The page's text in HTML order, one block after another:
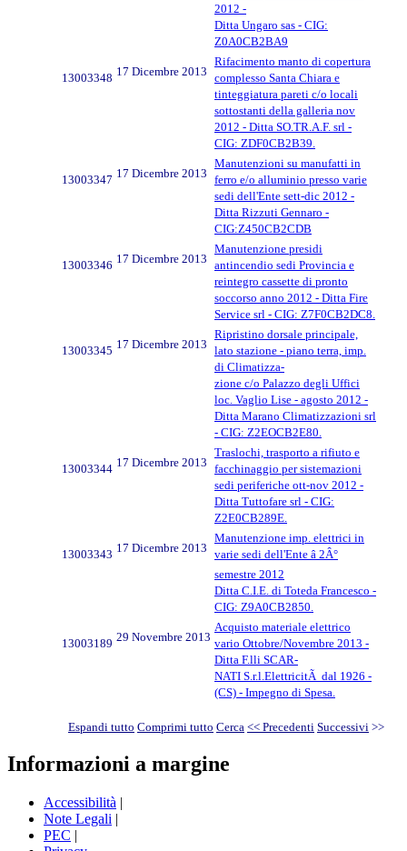
2012 -
Ditta Ungaro sas - CIG:
Z0A0CB2BA9
13003348 17 Dicembre 2013
Rifacimento manto di copertura
complesso Santa Chiara e
tinteggiatura pareti c/o locali
sottostanti della galleria nov
2012 - Ditta SO.TR.A.F. srl -
CIG: ZDF0CB2B39.
13003347 17 Dicembre 2013
Manutenzioni su manufatti in
ferro e/o alluminio presso varie
sedi dell'Ente sett-dic 2012 -
Ditta Rizzuti Gennaro -
CIG:Z450CB2CDB
13003346 17 Dicembre 2013
Manutenzione presidi
antincendio sedi Provincia e
reintegro cassette di pronto
soccorso anno 2012 - Ditta Fire
Service srl - CIG: Z7F0CB2DC8.
13003345 17 Dicembre 2013
Ripristino dorsale principale,
lato stazione - piano terra, imp.
di Climatizza-
zione c/o Palazzo degli Uffici
loc. Vaglio Lise - agosto 2012 -
Ditta Marano Climatizzazioni srl
- CIG: Z2EOCB2E80.
13003344 17 Dicembre 2013
Traslochi, trasporto a rifiuto e
facchinaggio per sistemazioni
sedi periferiche ott-nov 2012 -
Ditta Tuttofare srl - CIG:
Z2E0CB289E.
13003343 17 Dicembre 2013
Manutenzione imp. elettrici in
varie sedi dell'Ente â 2Â°
semestre 2012
Ditta C.I.E. di Toteda Francesco -
CIG: Z9A0CB2850.
13003189 29 Novembre 2013
Acquisto materiale elettrico
vario Ottobre/Novembre 2013 -
Ditta F.lli SCAR-
NATI S.r.l.ElettricitÃ dal 1926 -
(CS) - Impegno di Spesa.
Espandi tutto Comprimi tutto Cerca << Precedenti Successivi >>
Informazioni a margine
Accessibilità |
Note Legali |
PEC |